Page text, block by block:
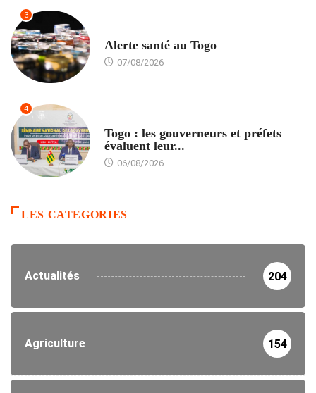
3
Alerte santé au Togo
07/08/2026
4
Togo : les gouverneurs et préfets
évaluent leur...
06/08/2026
LES CATEGORIES
Actualités 204
Agriculture 154